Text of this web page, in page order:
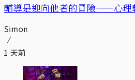
輔導是迎向他者的冒險——心理
Simon
1 天前